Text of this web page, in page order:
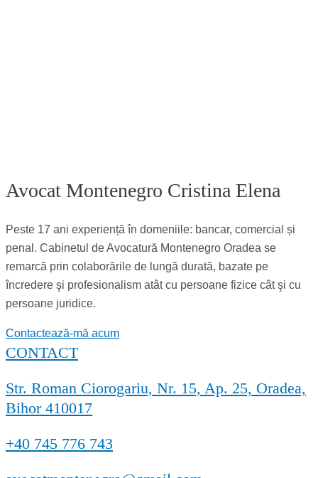
Avocat Montenegro Cristina Elena
Peste 17 ani experiență în domeniile: bancar, comercial și
penal. Cabinetul de Avocatură Montenegro Oradea se
remarcă prin colaborările de lungă durată, bazate pe
încredere şi profesionalism atât cu persoane fizice cât şi cu
persoane juridice.
Contactează-mă acum
CONTACT
Str. Roman Ciorogariu, Nr. 15, Ap. 25, Oradea,
Bihor 410017
+40 745 776 743